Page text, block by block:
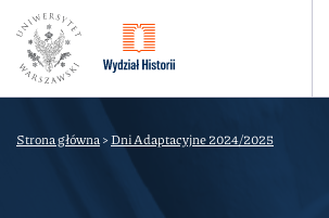
Strona główna>Dni Adaptacyjne 2024/2025